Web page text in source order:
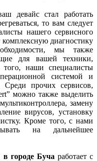
девайс стал работать
то вам следует
нашего сервисного
комплексную диагностику
мы также
для вашей техники,
наши специалисты
системой и
Среди прочих сервисов,
можно также выделить
замену
вирусов, установку
Кроме того, с нами
на дальнейшее
в городе Буча работает с